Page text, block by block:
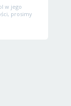
w jego
prosimy